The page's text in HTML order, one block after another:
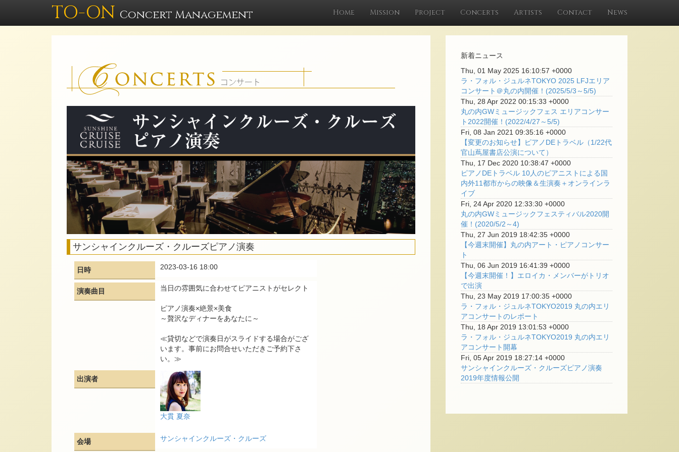
TO-ON Concert Management Home Mission Project Concerts Artists Contact News
サンシャインクルーズ・クルーズピアノ演奏
日時 2023-03-16 18:00
演奏曲目 当日の雰囲気に合わせてピアニストがセレクト
ピアノ演奏×絶景×美食
～贅沢なディナーをあなたに～
≪貸切などで演奏日がスライドする場合がござ
います。事前にお問合せいただきご予約下さ
い。≫
出演者
大貫 夏奈
会場 サンシャインクルーズ・クルーズ
新着ニュース
Thu, 01 May 2025 16:10:57 +0000
ラ・フォル・ジュルネTOKYO 2025 LFJエリア
コンサート＠丸の内開催！(2025/5/3～5/5)
Thu, 28 Apr 2022 00:15:33 +0000
丸の内GWミュージックフェス エリアコンサー
ト2022開催！(2022/4/27～5/5)
Fri, 08 Jan 2021 09:35:16 +0000
【変更のお知らせ】ピアノDEトラベル（1/22代
官山蔦屋書店公演について）
Thu, 17 Dec 2020 10:38:47 +0000
ピアノDEトラベル 10人のピアニストによる国
内外11都市からの映像＆生演奏＋オンラインラ
イブ
Fri, 24 Apr 2020 12:33:30 +0000
丸の内GWミュージックフェスティバル2020開
催！(2020/5/2～4)
Thu, 27 Jun 2019 18:42:35 +0000
【今週末開催】丸の内アート・ピアノコンサー
ト
Thu, 06 Jun 2019 16:41:39 +0000
【今週末開催！】エロイカ・メンバーがトリオ
で出演
Thu, 23 May 2019 17:00:35 +0000
ラ・フォル・ジュルネTOKYO2019 丸の内エリ
アコンサートのレポート
Thu, 18 Apr 2019 13:01:53 +0000
ラ・フォル・ジュルネTOKYO2019 丸の内エリ
アコンサート開幕
Fri, 05 Apr 2019 18:27:14 +0000
サンシャインクルーズ・クルーズピアノ演奏
2019年度情報公開